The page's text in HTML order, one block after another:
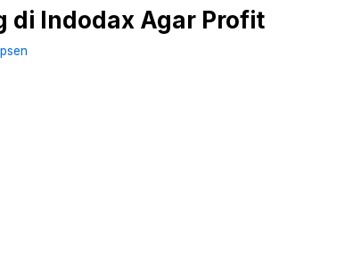
di Indodax Agar Profit